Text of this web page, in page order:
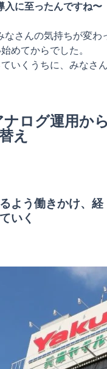
入に至ったんですね〜
なさんの気持ちが変わ
めてからでした。
いくうちに、みなさ
ナログ運用か
え
よう働きかけ、経
いく